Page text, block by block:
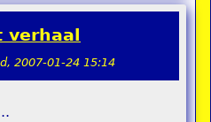
verhaal
2007-01-24 15:14